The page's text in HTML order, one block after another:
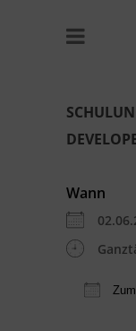
Wann